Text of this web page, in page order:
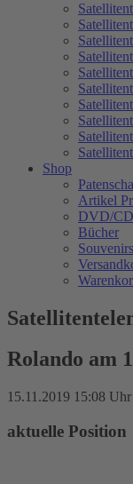
Shop
Artikel
DVD/CD
Bücher
Souvenirs
Rolando am
15.11.2019 15:08 Uhr
aktuelle Position